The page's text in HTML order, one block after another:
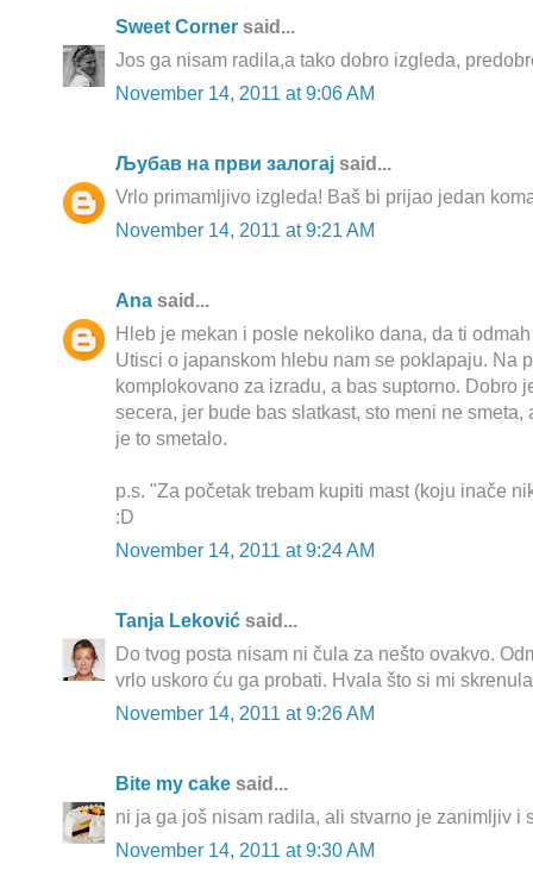
Sweet Corner said...
Jos ga nisam radila,a tako dobro izgleda,
November 14, 2011 at 9:06 AM
Љубав на први залогај said...
Vrlo primamljivo izgleda! Baš bi prijao jedan
November 14, 2011 at 9:21 AM
Ana said...
Hleb je mekan i posle nekoliko dana, da ti
Utisci o japanskom hlebu nam se poklapaju. Na
komplokovano za izradu, a bas suptorno. Dobro
secera, jer bude bas slatkast, sto meni ne
je to smetalo.
p.s. "Za početak trebam kupiti mast (koju inače
:D
November 14, 2011 at 9:24 AM
Tanja Leković said...
Do tvog posta nisam ni čula za nešto ovakvo.
vrlo uskoro ću ga probati. Hvala što si mi
November 14, 2011 at 9:26 AM
Bite my cake said...
ni ja ga još nisam radila, ali stvarno je zanimljiv i
November 14, 2011 at 9:30 AM